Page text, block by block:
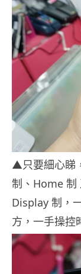
▲只要細心睇
制、Home 制
Display 制，
方，一手操控